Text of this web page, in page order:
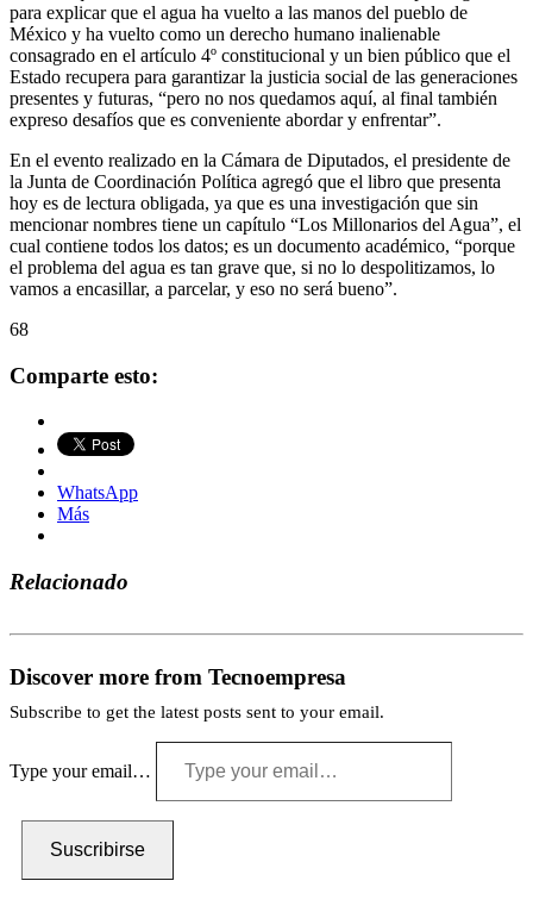
para explicar que el agua ha vuelto a las manos del pueblo de
México y ha vuelto como un derecho humano inalienable
consagrado en el artículo 4º constitucional y un bien público que el
Estado recupera para garantizar la justicia social de las generaciones
presentes y futuras, “pero no nos quedamos aquí, al final también
expreso desafíos que es conveniente abordar y enfrentar”.
En el evento realizado en la Cámara de Diputados, el presidente de
la Junta de Coordinación Política agregó que el libro que presenta
hoy es de lectura obligada, ya que es una investigación que sin
mencionar nombres tiene un capítulo “Los Millonarios del Agua”, el
cual contiene todos los datos; es un documento académico, “porque
el problema del agua es tan grave que, si no lo despolitizamos, lo
vamos a encasillar, a parcelar, y eso no será bueno”.
68
Comparte esto:
WhatsApp
Más
Relacionado
Discover more from Tecnoempresa
Subscribe to get the latest posts sent to your email.
Type your email…
Suscribirse